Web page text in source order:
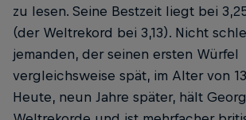
zu lesen. Seine Bestzeit liegt bei
(der Weltrekord bei 3,13). Nicht
jemanden, der seinen ersten Würfel
vergleichsweise spät, im ­Alter von
Heute, neun Jahre später, hält